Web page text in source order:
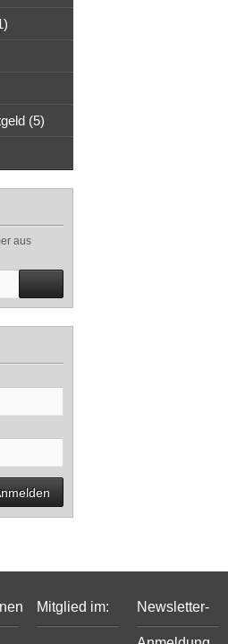
(5)
aus
Mitglied im: Newsletter-